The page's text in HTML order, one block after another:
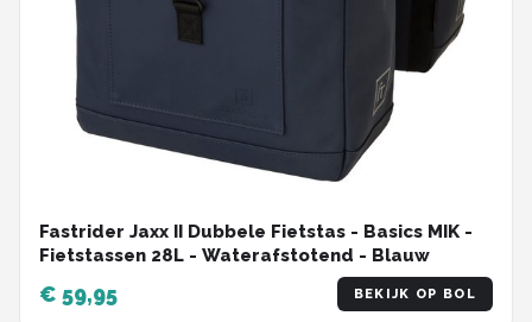
Fastrider Jaxx II Dubbele Fietstas - Basics MIK -
Fietstassen 28L - Waterafstotend - Blauw
€ 59,95 BEKIJK OP BOL